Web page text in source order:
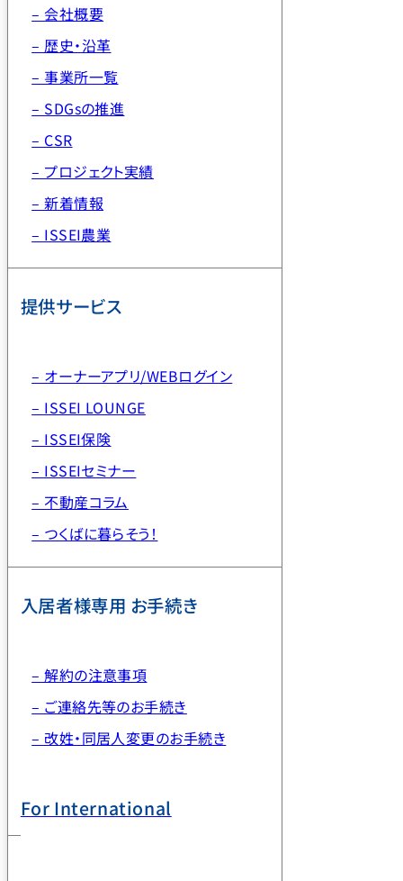
– 会社概要
– 歴史・沿革
– 事業所一覧
– SDGsの推進
– CSR
– プロジェクト実績
– 新着情報
– ISSEI農業
提供サービス
– オーナーアプリ/WEBログイン
– ISSEI LOUNGE
– ISSEI保険
– ISSEIセミナー
– 不動産コラム
– つくばに暮らそう！
入居者様専用 お手続き
– 解約の注意事項
– ご連絡先等のお手続き
– 改姓・同居人変更のお手続き
For International